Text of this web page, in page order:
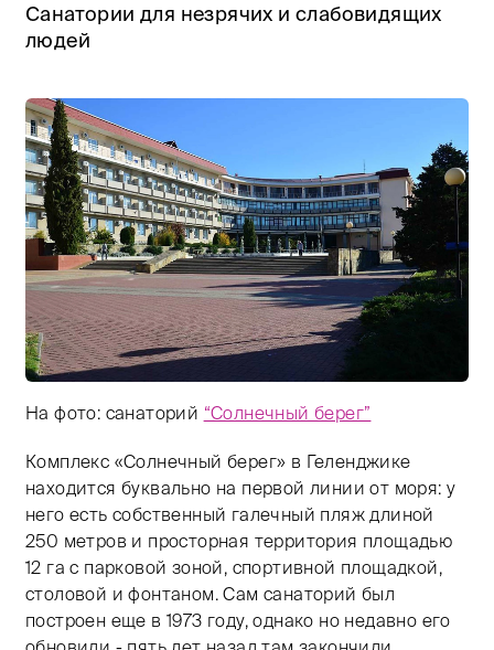
Санатории для незрячих и слабовидящих
людей
На фото: санаторий “Солнечный берег”
Тифлокомментарий: цветная фотография.
Комплекс «Солнечный берег» в Геленджике
находится буквально на первой линии от моря: у
него есть собственный галечный пляж длиной
250 метров и просторная территория площадью
12 га с парковой зоной, спортивной площадкой,
столовой и фонтаном. Сам санаторий был
построен еще в 1973 году, однако но недавно его